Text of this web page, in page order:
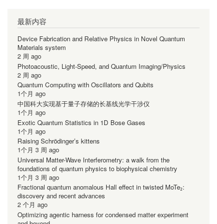
最新内容
Device Fabrication and Relative Physics in Novel Quantum
Materials system
2 周 ago
Photoacoustic, Light-Speed, and Quantum Imaging/Physics
2 周 ago
Quantum Computing with Oscillators and Qubits
1个月 ago
中国科大实现基于量子存储的长基线光学干涉仪
1个月 ago
Exotic Quantum Statistics in 1D Bose Gases
1个月 ago
Raising Schrödinger’s kittens
1个月 3 周 ago
Universal Matter-Wave Interferometry: a walk from the
foundations of quantum physics to biophysical chemistry
1个月 3 周 ago
Fractional quantum anomalous Hall effect in twisted MoTe₂:
discovery and recent advances
2 个月 ago
Optimizing agentic harness for condensed matter experiment